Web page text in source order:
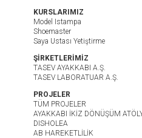
KURSLARIMIZ
Model Istampa
Shoemaster
Saya Ustası Yetiştirme
ŞİRKETLERİMİZ
TASEV AYAKKABI A.Ş.
TASEV LABORATUAR A.Ş.
PROJELER
TÜM PROJELER
AYAKKABI İKİZ DÖNÜŞÜM
DISHOLEA
AB HAREKETLİLİK